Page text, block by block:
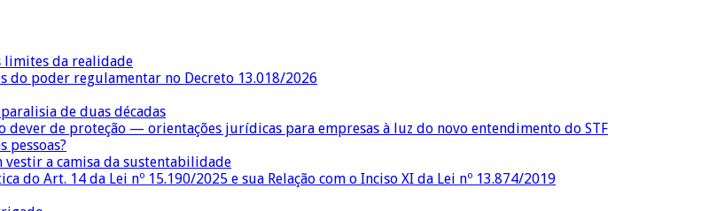
limites da realidade
do poder regulamentar no Decreto 13.018/2026
de duas décadas
de proteção — orientações jurídicas para empresas à luz do novo entendimento do STF
vestir a camisa da sustentabilidade
do Art. 14 da Lei nº 15.190/2025 e sua Relação com o Inciso XI da Lei nº 13.874/2019